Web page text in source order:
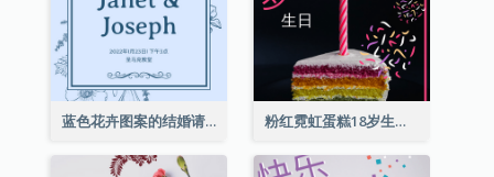
蓝色花卉图案的结婚请柬 粉红霓虹蛋糕18岁生日请柬